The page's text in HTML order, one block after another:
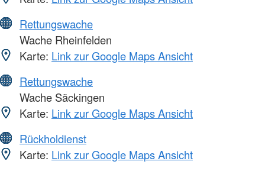
Rettungswache
Wache Rheinfelden
Karte: Link zur Google Maps Ansicht
Rettungswache
Wache Säckingen
Karte: Link zur Google Maps Ansicht
Rückholdienst
Karte: Link zur Google Maps Ansicht